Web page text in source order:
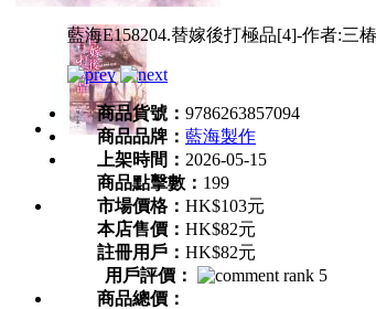
藍海E158204.替嫁後打極品[4]-作者:三
商品貨號： 9786263857094
商品品牌： 藍海製作
上架時間： 2026-05-15
商品點擊數： 199
市場價格： HK$103元
本店售價： HK$82元
註冊用戶： HK$82元
用戶評價：
商品總價：